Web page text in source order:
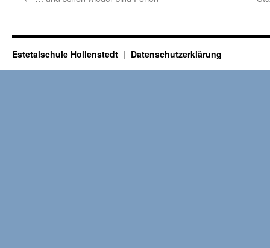
Estetalschule Hollenstedt Datenschutzerklärung